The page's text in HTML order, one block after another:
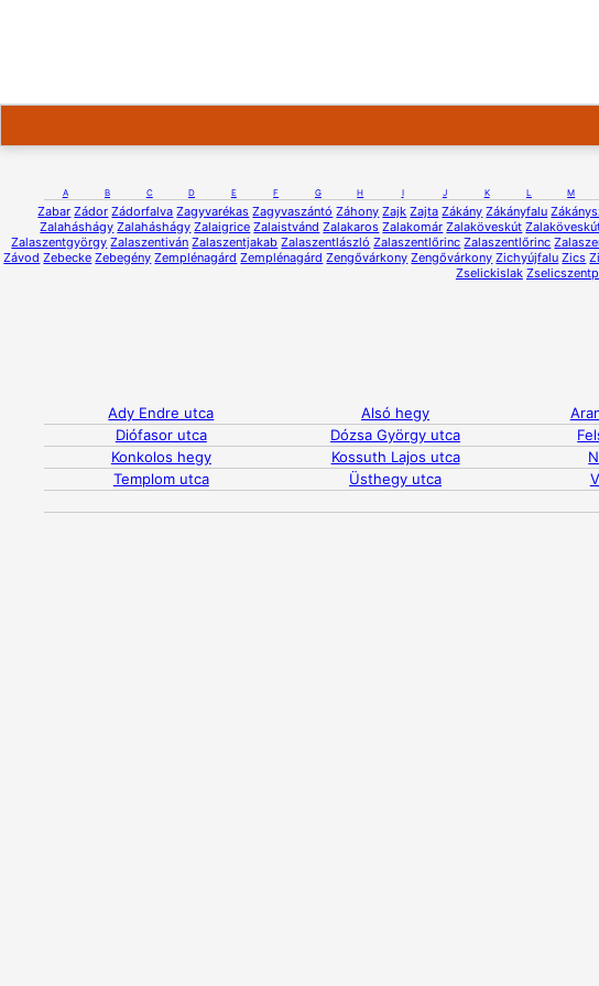
A B C D E F G H I J K L M
Zabar Zádor Zádorfalva Zagyvarékas Zagyvaszántó Záhony Zajk Zajta Zákány Zákányfalu
Zalaháshágy Zalaháshágy Zalaigrice Zalaistvánd Zalakaros Zalakomár Zalaköveskút
Zalaszentgyörgy Zalaszentiván Zalaszentjakab Zalaszentlászló Zalaszentlőrinc Zalaszentlőrinc
Závod Zebecke Zebegény Zemplénagárd Zemplénagárd Zengővárkony Zengővárkony Zichyújfalu Zics
Zselickislak
Ady Endre utca
Alsó hegy
Diófasor utca
Dózsa György utca
Konkolos hegy
Kossuth Lajos utca
Templom utca
Üsthegy utca